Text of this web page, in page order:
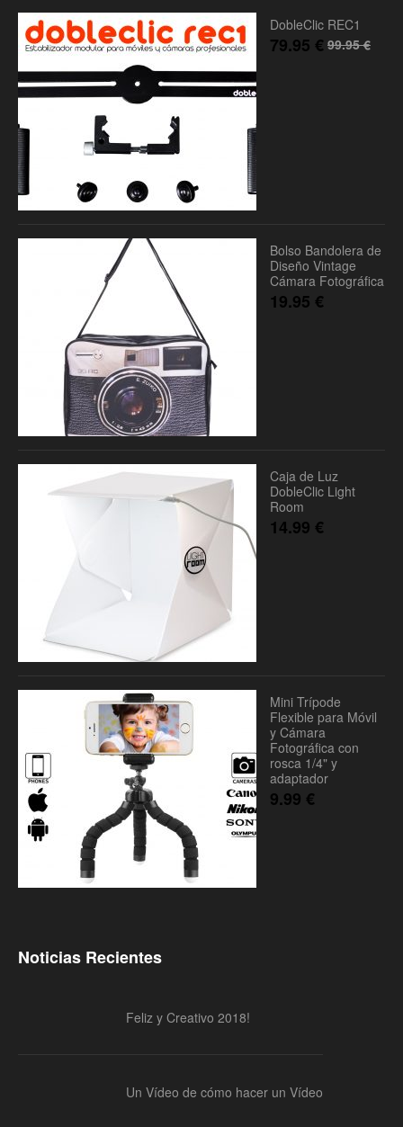
DobleClic REC1
99.95€
79.95 €
Bolso Bandolera de
Diseño Vintage
Cámara Fotográfica
19.95 €
Caja de Luz
DobleClic Light
Room
14.99 €
Mini Trípode
Flexible para Móvil
y Cámara
Fotográfica con
rosca 1/4" y
adaptador
9.99 €
Noticias Recientes
Feliz y Creativo 2018!
Un Vídeo de cómo hacer un Vídeo